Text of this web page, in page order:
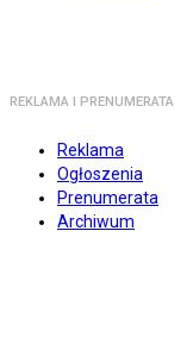
REKLAMA I PRENUMERATA
Reklama
Ogłoszenia
Prenumerata
Archiwum